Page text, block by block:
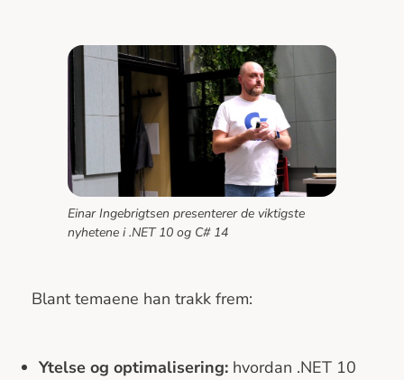
Einar Ingebrigtsen presenterer de viktigste
nyhetene i .NET 10 og C# 14
Blant temaene han trakk frem:
Ytelse og optimalisering:hvordan .NET 10